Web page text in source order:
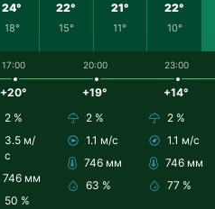
24°
18°
22°
15°
21°
11°
22°
10°
17:00
+20°
2 %
3.5 м/
с
746 мм
50 %
20:00
+19°
2 %
1.1 м/с
746 мм
63 %
23:00
+14°
2 %
1.1 м/с
746 мм
77 %